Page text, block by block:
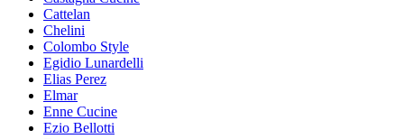
Cattelan
Chelini
Colombo Style
Egidio Lunardelli
Elias Perez
Elmar
Enne Cucine
Ezio Bellotti